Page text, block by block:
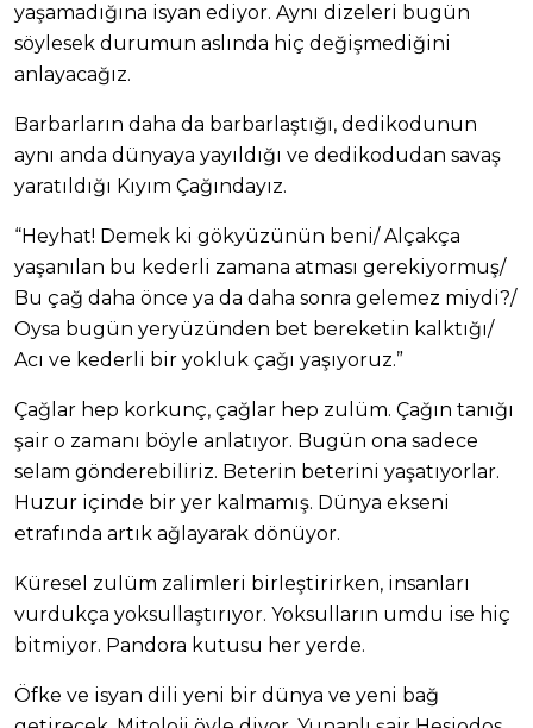
yaşamadığına isyan ediyor. Aynı dizeleri bugün
söylesek durumun aslında hiç değişmediğini
anlayacağız.
Barbarların daha da barbarlaştığı, dedikodunun
aynı anda dünyaya yayıldığı ve dedikodudan savaş
yaratıldığı Kıyım Çağındayız.
“Heyhat! Demek ki gökyüzünün beni/ Alçakça
yaşanılan bu kederli zamana atması gerekiyormuş/
Bu çağ daha önce ya da daha sonra gelemez miydi?/
Oysa bugün yeryüzünden bet bereketin kalktığı/
Acı ve kederli bir yokluk çağı yaşıyoruz.”
Çağlar hep korkunç, çağlar hep zulüm. Çağın tanığı
şair o zamanı böyle anlatıyor. Bugün ona sadece
selam gönderebiliriz. Beterin beterini yaşatıyorlar.
Huzur içinde bir yer kalmamış. Dünya ekseni
etrafında artık ağlayarak dönüyor.
Küresel zulüm zalimleri birleştirirken, insanları
vurdukça yoksullaştırıyor. Yoksulların umdu ise hiç
bitmiyor. Pandora kutusu her yerde.
Öfke ve isyan dili yeni bir dünya ve yeni bağ